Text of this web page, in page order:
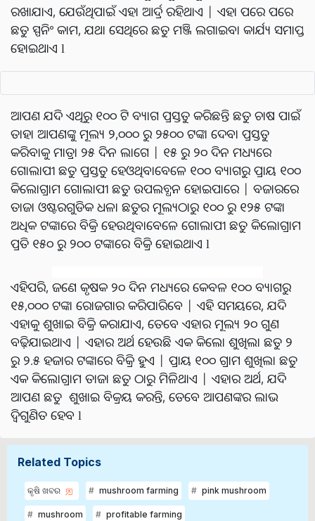
ରଖାଯାଏ, ଯେଉଁଥିପାଇଁ ଏହା ଆର୍ଦ୍ର ରହିଥାଏ | ଏହା ପରେ ପରେ
ଛତୁ ସ୍ପନିଂ କାମ, ଯଥା ସେଥିରେ ଛତୁ ମଞ୍ଜି ଲଗାଇବା କାର୍ଯ୍ୟ ସମାପ୍ତ
ହୋଇଥାଏ l
ଆପଣ ଯଦି ଏଥିରୁ ୧୦୦ ଟି ବ୍ୟାଗ ପ୍ରସ୍ତୁତ କରିଛନ୍ତି ଛତୁ ଚାଷ ପାଇଁ
ତାହା ଆପଣଙ୍କୁ ମୂଲ୍ୟ ୨,୦୦୦ ରୁ ୨୫୦୦ ଟଙ୍କା ଦେବା ପ୍ରସ୍ତୁତ
କରିବାକୁ ମାତ୍ରା ୨୫ ଦିନ ଲାଗେ | ୧୫ ରୁ ୨୦ ଦିନ ମଧ୍ୟରେ
ଗୋଲାପୀ ଛତୁ ପ୍ରସ୍ତୁତ ହେଓଥିବାବେଳେ ୧୦୦ ବ୍ୟାଗରୁ ପ୍ରାୟ ୧୦୦
କିଲୋଗ୍ରାମ ଗୋଲାପୀ ଛତୁ ଉପଲବ୍ଧନ ହୋଇପାରେ | ବଜାରରେ
ତାଜା ଓଷ୍ଟରଗୁଡିକ ଧଳା ଛତୁର ମୂଲ୍ୟଠାରୁ ୧୦୦ ରୁ ୧୨୫ ଟଙ୍କା
ଅଧିକ ଟଙ୍କାରେ ବିକ୍ରି ହେଉଥିବାବେଳେ ଗୋଲାପୀ ଛତୁ କିଲୋଗ୍ରାମ
ପ୍ରତି ୧୫୦ ରୁ ୨୦୦ ଟଙ୍କାରେ ବିକ୍ରି ହୋଇଥାଏ l
ଏହିପରି, ଜଣେ କୃଷକ ୨୦ ଦିନ ମଧ୍ୟରେ କେବଳ ୧୦୦ ବ୍ୟାଗରୁ
୧୫,୦୦୦ ଟଙ୍କା ରୋଜଗାର କରିପାରିବେ | ଏହି ସମୟରେ, ଯଦି
ଏହାକୁ ଶୁଖାଇ ବିକ୍ରି କରାଯାଏ, ତେବେ ଏହାର ମୂଲ୍ୟ ୨୦ ଗୁଣ
ବଢ଼ିଯାଇଥାଏ | ଏହାର ଅର୍ଥ ହେଉଛି ଏକ କିଲୋ ଶୁଖିଲା ଛତୁ ୨
ରୁ ୨.୫ ହଜାର ଟଙ୍କାରେ ବିକ୍ରି ହୁଏ | ପ୍ରାୟ ୧୦୦ ଗ୍ରାମ ଶୁଖିଲା ଛତୁ
ଏକ କିଲୋଗ୍ରାମ ତାଜା ଛତୁ ଠାରୁ ମିଳିଥାଏ | ଏହାର ଅର୍ଥ, ଯଦି
ଆପଣ ଛତୁ ଶୁଖାଇ ବିକ୍ରୟ କରନ୍ତି, ତେବେ ଆପଣଙ୍କର ଲାଭ
ଦ୍ୱିଗୁଣିତ ହେବ l
Related Topics
କୃଷି ଖବର mushroom farming pink mushroom
mushroom profitable farming